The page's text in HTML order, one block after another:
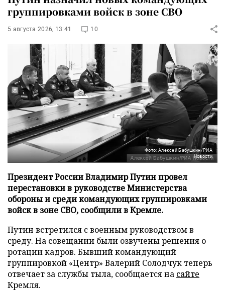
группировками войск в зоне СВО
5 августа 2026, 13:41 10
Фото: Алексей Бабушкин/РИА
Новости
Президент России Владимир Путин провел
перестановки в руководстве Министерства
обороны и среди командующих группировками
войск в зоне СВО, сообщили в Кремле.
Путин встретился с военным руководством в
среду. На совещании были озвучены решения о
ротации кадров. Бывший командующий
группировкой «Центр» Валерий Солодчук теперь
отвечает за службы тыла, сообщается на сайте
Кремля.